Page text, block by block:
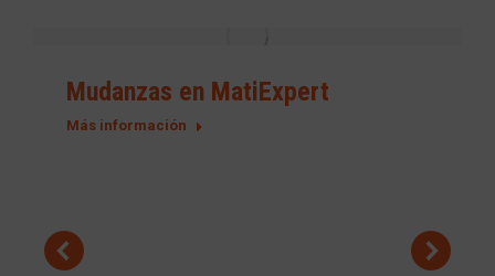
Mudanzas en MatiExpert
Más información